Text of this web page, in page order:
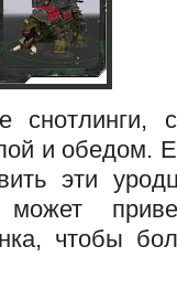
снотлинги,
и обедом.
эти
может
чтобы